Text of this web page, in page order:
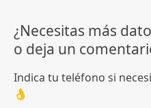
¿Necesitas más
o deja un
Indica tu teléfono si
👌